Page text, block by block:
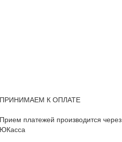
ПРИНИМАЕМ К ОПЛАТЕ
Прием платежей производится
ЮКасса